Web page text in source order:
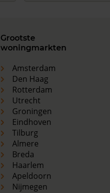
Grootste
woningmarkten
Amsterdam
Den Haag
Rotterdam
Utrecht
Groningen
Eindhoven
Tilburg
Almere
Breda
Haarlem
Apeldoorn
Nijmegen